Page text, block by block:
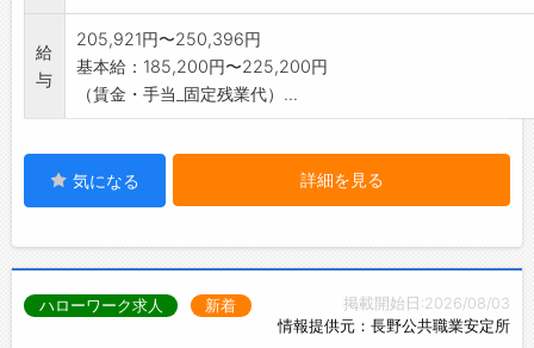
給
与
205,921円〜250,396円
基本給：185,200円〜225,200円
（賃金・手当_固定残業代）...
気になる 詳細を見る
掲載開始日:2026/08/03
情報提供元：長野公共職業安定所
ハローワーク求人 新着